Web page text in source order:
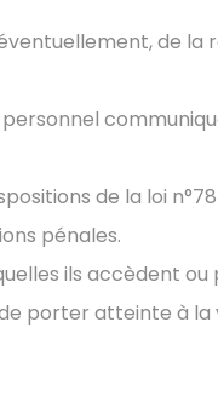
de la
de la loi
pénales.
ils accèdent
porter atteinte à la